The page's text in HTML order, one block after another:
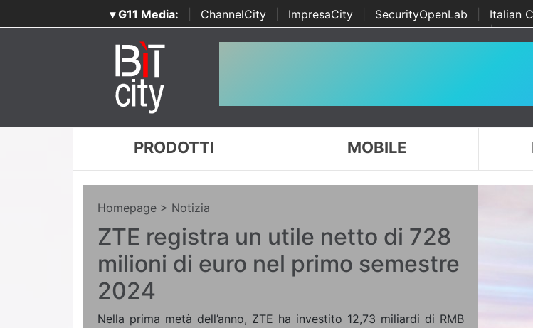
▾ G11 Media: ChannelCity ImpresaCity SecurityOpenLab Italian
Awards | ...
PRODOTTI MOBILE
Homepage > Notizia
ZTE registra un utile netto di 728
milioni di euro nel primo semestre
2024
Nella prima metà dell’anno, ZTE ha investito 12,73 miliardi di RMB